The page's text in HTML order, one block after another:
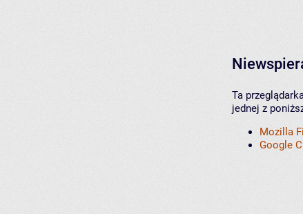
Ta
jednej z
Mozilla
Google